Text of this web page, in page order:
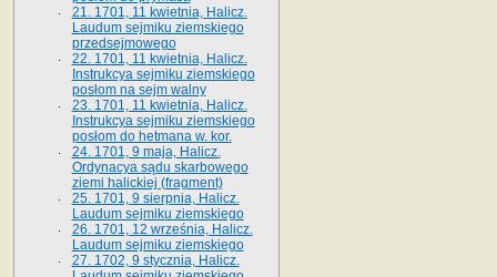
21. 1701, 11 kwietnia, Halicz.
Laudum sejmiku ziemskiego
przedsejmowego
22. 1701, 11 kwietnia, Halicz.
Instrukcya sejmiku ziemskiego
posłom na sejm walny
23. 1701, 11 kwietnia, Halicz.
Instrukcya sejmiku ziemskiego
posłom do hetmana w. kor.
24. 1701, 9 maja, Halicz.
Ordynacya sądu skarbowego
ziemi halickiej (fragment)
25. 1701, 9 sierpnia, Halicz.
Laudum sejmiku ziemskiego
26. 1701, 12 września, Halicz.
Laudum sejmiku ziemskiego
27. 1702, 9 stycznia, Halicz.